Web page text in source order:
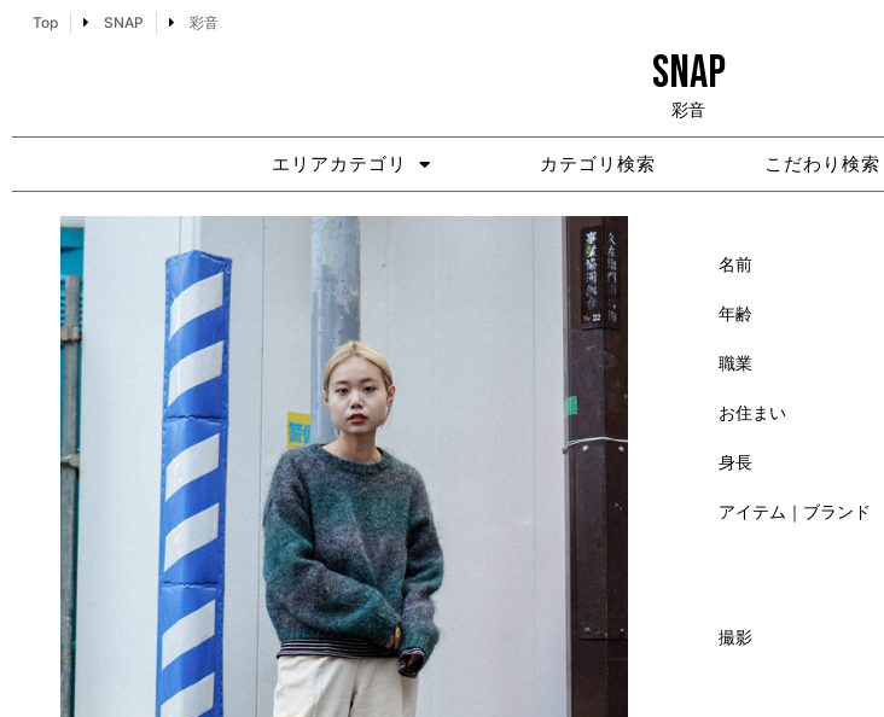
Top SNAP 彩音
SNAP
彩音
エリアカテゴリ カテゴリ検索 こだわり検索
名前
年齢
職業
お住まい
身長
アイテム｜ブランド
撮影